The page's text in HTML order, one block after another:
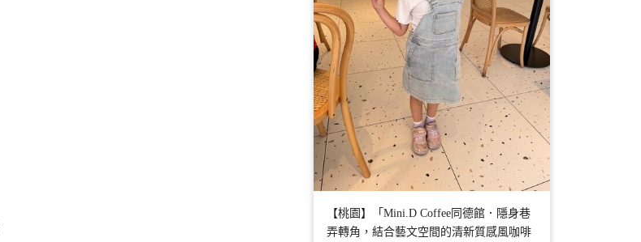
【桃園】「Mini.D Coffee同德館．隱身巷
弄轉角，結合藝文空間的清新質感風咖啡